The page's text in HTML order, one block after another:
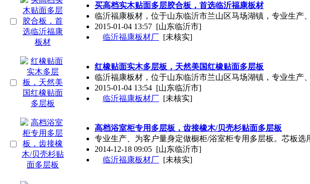
买高档实木贴面多层胶合板，首选临沂福康板材
临沂福康板材，位于山东临沂市兰山区马场湖镇，专业生
2015-01-04 13:57 [山东临沂市]
临沂福康板材厂 [未核实]
红橡贴面实木多层板，天然美国红橡贴面多层板
临沂福康板材，位于山东临沂市兰山区马场湖镇，专业生
2015-01-04 13:54 [山东临沂市]
临沂福康板材厂 [未核实]
高档浴室柜专用多层板，齿接橡木/贝壳杉贴面多层板
专业生产、为客户量身定做橱柜/浴室柜专用多层板。芯板
2014-12-18 09:05 [山东临沂市]
临沂福康板材厂 [未核实]